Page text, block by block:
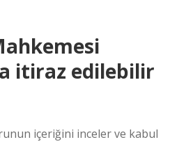
itiraz edilebilir
içeriğini inceler ve kabul